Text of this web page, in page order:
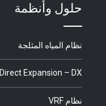
حلول وأنظمة
نظام المياه المثلجة
Direct Expansion – DX
نظام VRF